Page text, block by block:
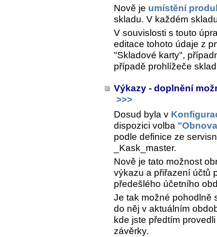
Nově je umístění
skladu. V každém
V souvislosti s touto
editace tohoto údaje z
"Skladové karty",
případě prohlížeče
Výkazy - doplnění
>>>
Dosud byla v
dispozici volba
podle definice ze
_Kask_master.
Nově je tato možnost
výkazu a přiřazení účtů
předešlého účetního
Je tak možné pohodlně
do něj v aktuálním
kde jste předtím
závěrky.